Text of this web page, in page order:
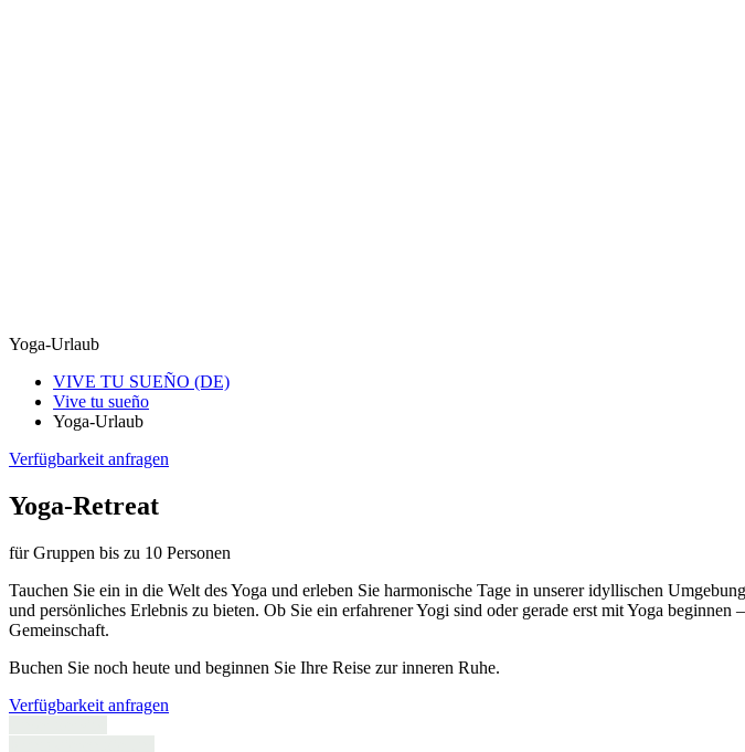
Yoga-Urlaub
VIVE TU SUEÑO (DE)
Vive tu sueño
Yoga-Urlaub
Verfügbarkeit anfragen
Yoga-Retreat
für Gruppen bis zu 10 Personen
Tauchen Sie ein in die Welt des Yoga und erleben Sie harmonische Tage in unserer idyllischen
und persönliches Erlebnis zu bieten. Ob Sie ein erfahrener Yogi sind oder gerade erst mit Yoga
Gemeinschaft.
Buchen Sie noch heute und beginnen Sie Ihre Reise zur inneren Ruhe.
Verfügbarkeit anfragen